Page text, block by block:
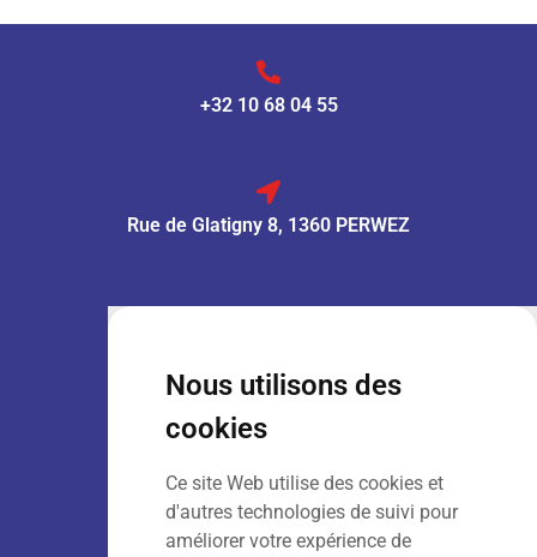
Nous utilisons des
cookies
Ce site Web utilise des cookies et
d'autres technologies de suivi pour
améliorer votre expérience de
+32 10 68 04 55
Rue de Glatigny 8, 1360 PERWEZ
: 9h00 – 13h00
Dim: Fermé
LOCATION :
Lun – Ven: 7h00 – 18h00
Sam – Dim
: Fermé